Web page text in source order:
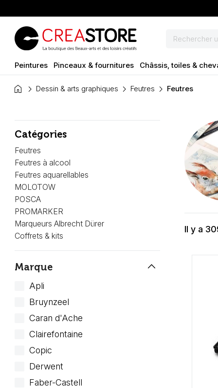
Peintures Pinceaux & fournitures Châssis, toiles &
home Dessin & arts graphiques Feutres Feutres
Catégories
Feutres
Feutres à alcool
Feutres aquarellables
MOLOTOW
POSCA
PROMARKER
Marqueurs Albrecht Dürer
Coffrets & kits
Marque keyboard_arrow_up
Apli
Bruynzeel
Caran d'Ache
Clairefontaine
Copic
Derwent
Faber-Castell
Il y a